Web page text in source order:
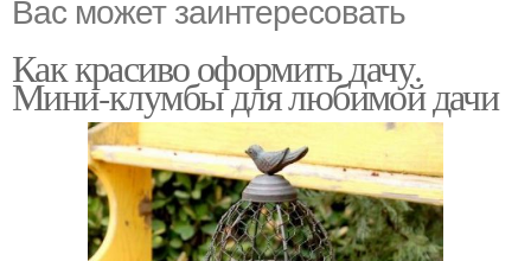
Вас может заинтересовать
Как красиво оформить дачу.
Мини-клумбы для любимой дачи